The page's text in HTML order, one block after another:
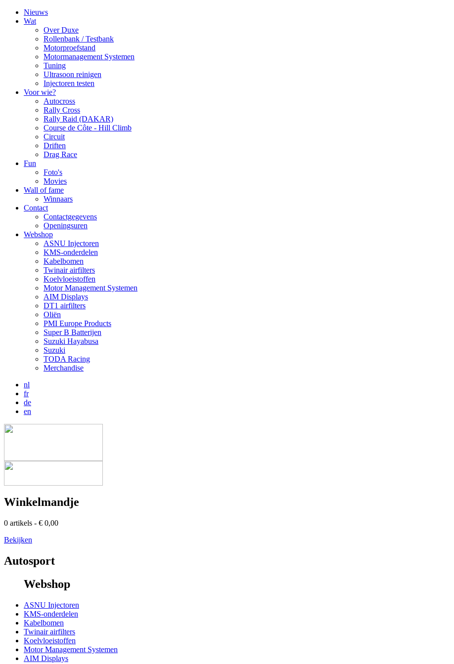
Nieuws
Wat
Over Duxe
Rollenbank / Testbank
Motorproefstand
Motormanagement Systemen
Tuning
Ultrasoon reinigen
Injectoren testen
Voor wie?
Autocross
Rally Cross
Rally Raid (DAKAR)
Course de Côte - Hill Climb
Circuit
Driften
Drag Race
Fun
Foto's
Movies
Wall of fame
Winnaars
Contact
Contactgegevens
Openingsuren
Webshop
ASNU Injectoren
KMS-onderdelen
Kabelbomen
Twinair airfilters
Koelvloeistoffen
Motor Management Systemen
AIM Displays
DT1 airfilters
Oliën
PMI Europe Products
Super B Batterijen
Suzuki Hayabusa
Suzuki
TODA Racing
Merchandise
nl
fr
de
en
Winkelmandje
0 artikels - € 0,00
Bekijken
Autosport
Webshop
ASNU Injectoren
KMS-onderdelen
Kabelbomen
Twinair airfilters
Koelvloeistoffen
Motor Management Systemen
AIM Displays